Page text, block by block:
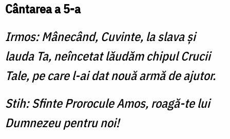
Cântarea a 5-a
Irmos: Mânecând, Cuvinte, la slava şi
lauda Ta, neîncetat lăudăm chipul Crucii
Tale, pe care l-ai dat nouă armă de ajutor.
Stih: Sfinte Prorocule Amos, roagă-te lui
Dumnezeu pentru noi!